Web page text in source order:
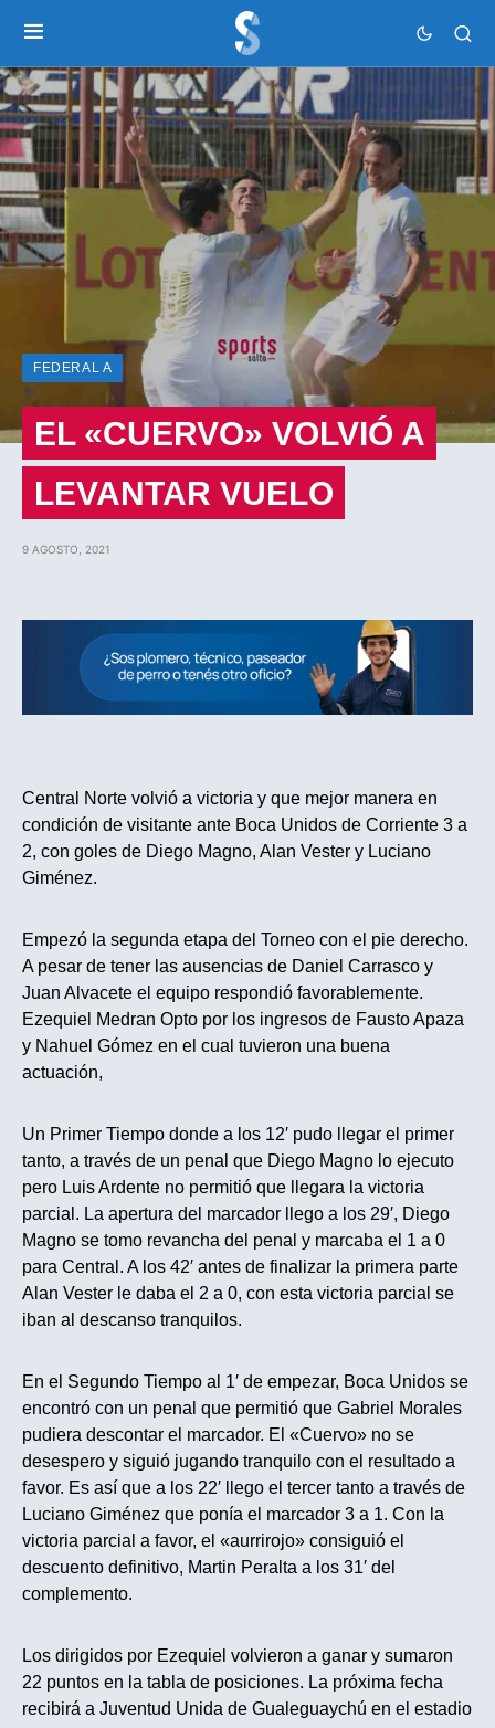
FEDERAL A
EL «CUERVO» VOLVIÓ A
LEVANTAR VUELO
9 AGOSTO, 2021
Central Norte volvió a victoria y que mejor manera en
condición de visitante ante Boca Unidos de Corriente 3 a
2, con goles de Diego Magno, Alan Vester y Luciano
Giménez.
Empezó la segunda etapa del Torneo con el pie derecho.
A pesar de tener las ausencias de Daniel Carrasco y
Juan Alvacete el equipo respondió favorablemente.
Ezequiel Medran Opto por los ingresos de Fausto Apaza
y Nahuel Gómez en el cual tuvieron una buena
actuación,
Un Primer Tiempo donde a los 12′ pudo llegar el primer
tanto, a través de un penal que Diego Magno lo ejecuto
pero Luis Ardente no permitió que llegara la victoria
parcial. La apertura del marcador llego a los 29′, Diego
Magno se tomo revancha del penal y marcaba el 1 a 0
para Central. A los 42′ antes de finalizar la primera parte
Alan Vester le daba el 2 a 0, con esta victoria parcial se
iban al descanso tranquilos.
En el Segundo Tiempo al 1′ de empezar, Boca Unidos se
encontró con un penal que permitió que Gabriel Morales
pudiera descontar el marcador. El «Cuervo» no se
desespero y siguió jugando tranquilo con el resultado a
favor. Es así que a los 22′ llego el tercer tanto a través de
Luciano Giménez que ponía el marcador 3 a 1. Con la
victoria parcial a favor, el «aurrirojo» consiguió el
descuento definitivo, Martin Peralta a los 31′ del
complemento.
Los dirigidos por Ezequiel volvieron a ganar y sumaron
22 puntos en la tabla de posiciones. La próxima fecha
recibirá a Juventud Unida de Gualeguaychú en el estadio